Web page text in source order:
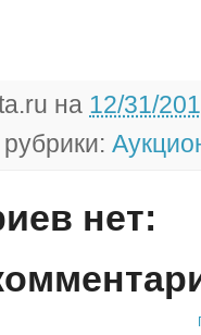
на 12/31/
нет: